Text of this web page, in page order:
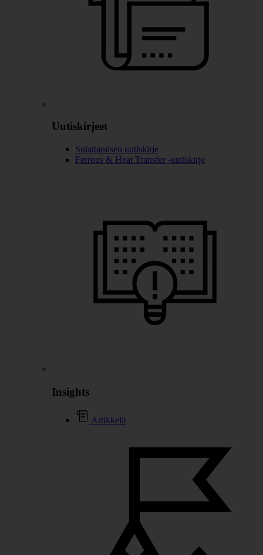
Uutiskirjeet
Sulattamisen uutiskirje
Ferrous & Heat Transfer -uutiskirje
Insights
Artikkelit